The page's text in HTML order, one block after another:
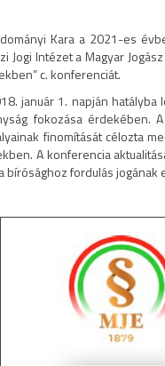
Kara a 2021-es
Jogi Intézet a Magyar
c. konferenciát.
január 1. napján
fokozása
finomítását célozta
A konferencia
fordulás jogának